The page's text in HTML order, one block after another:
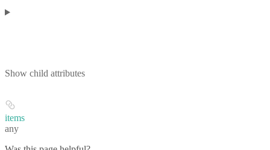
Show child attributes
items
any